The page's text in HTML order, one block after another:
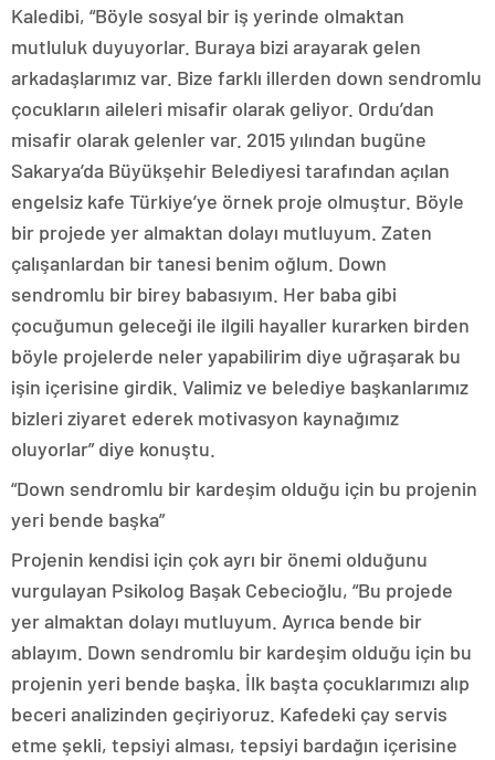
Kaledibi, “Böyle sosyal bir iş yerinde olmaktan
mutluluk duyuyorlar. Buraya bizi arayarak gelen
arkadaşlarımız var. Bize farklı illerden down sendromlu
çocukların aileleri misafir olarak geliyor. Ordu’dan
misafir olarak gelenler var. 2015 yılından bugüne
Sakarya’da Büyükşehir Belediyesi tarafından açılan
engelsiz kafe Türkiye’ye örnek proje olmuştur. Böyle
bir projede yer almaktan dolayı mutluyum. Zaten
çalışanlardan bir tanesi benim oğlum. Down
sendromlu bir birey babasıyım. Her baba gibi
çocuğumun geleceği ile ilgili hayaller kurarken birden
böyle projelerde neler yapabilirim diye uğraşarak bu
işin içerisine girdik. Valimiz ve belediye başkanlarımız
bizleri ziyaret ederek motivasyon kaynağımız
oluyorlar” diye konuştu.
“Down sendromlu bir kardeşim olduğu için bu projenin
yeri bende başka”
Projenin kendisi için çok ayrı bir önemi olduğunu
vurgulayan Psikolog Başak Cebecioğlu, “Bu projede
yer almaktan dolayı mutluyum. Ayrıca bende bir
ablayım. Down sendromlu bir kardeşim olduğu için bu
projenin yeri bende başka. İlk başta çocuklarımızı alıp
beceri analizinden geçiriyoruz. Kafedeki çay servis
etme şekli, tepsiyi alması, tepsiyi bardağın içerisine